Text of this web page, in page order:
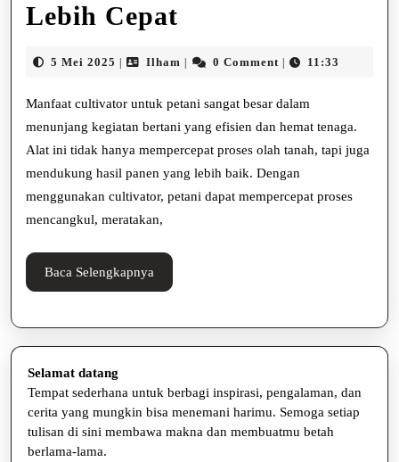
Lebih Cepat
Petani,
Olah
Tanah
yang
5 Mei 2025 5
Ilham Ilham0 Comment 11:33
Manfaat cultivator untuk petani sangat besar dalam
menunjang kegiatan bertani yang efisien dan hemat tenaga.
Alat ini tidak hanya mempercepat proses olah tanah, tapi juga
mendukung hasil panen yang lebih baik. Dengan
menggunakan cultivator, petani dapat mempercepat proses
mencangkul, meratakan,
Baca Selengkapnya
Selengkapnya
Selamat datang
Tempat sederhana untuk berbagi inspirasi, pengalaman, dan
cerita yang mungkin bisa menemani harimu. Semoga setiap
tulisan di sini membawa makna dan membuatmu betah
berlama-lama.